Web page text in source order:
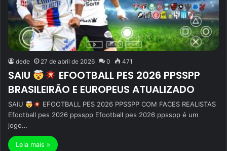
dede 27 de abril de 2026 0 471
SAIU
EFOOTBALL PES 2026 PPSSPP
BRASILEIRÃO E EUROPEUS ATUALIZADO
SAIU
EFOOTBALL PES 2026 PPSSPP COM FACES REALISTAS
Efootball pes 2026 ppsspp Efootball pes 2026 ppsspp é um
jogo…
Leia mais »